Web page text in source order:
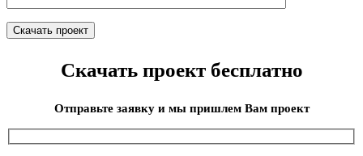
Скачать проект бесплатно
Отправьте заявку и мы пришлем Вам проект